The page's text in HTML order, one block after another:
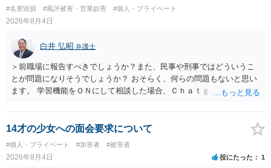
#名誉毀損 #風評被害・営業妨害 #個人・プライベート
2026年8月4日
白井 弘昭 弁護士
＞前職場に報告すべきでしょうか？また、民事や刑事ではどういうこ
とが問題になりそうでしょうか？ おそらく、何らの問題もないと思い
ます。 学習機能をＯＮにして相談した場合、Ｃｈａｔｇｐｔがｏｐｅ
する可能性がありますが、個人名や会社名を特定していない限り、一
般論として抽象化されて回答に織り込まれる可能性が生じるにすぎま
せんので、その情報自体が、秘密情報に当たるとは思えませんし、名
誉棄損として、個人や会社に対する誹謗中傷の不特定多数への公開に
当たるとも思われません。 もちろん、誰がその内容をｃｈａｔｇｐｔ
14才の少女への面会要求について
#個人・プライベート #加害者 #被害者
2026年8月4日 役にたった 1